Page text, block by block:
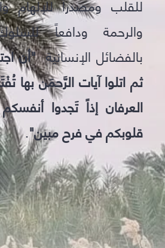
للقلب ومصدراً للإلهام
والرحمة ودافعاً
بالفضائل الإنسانية"أن
ثم اتلوا آيات الرَّحمَن بها
العرفان إذاً تَجدوا
قلوبكم في فرح مبين".